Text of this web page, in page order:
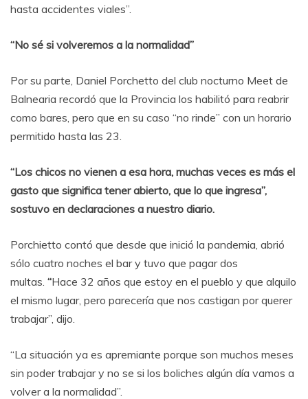
hasta accidentes viales”.
“No sé si volveremos a la normalidad”
Por su parte, Daniel Porchetto del club nocturno Meet de
Balnearia recordó que la Provincia los habilitó para reabrir
como bares, pero que en su caso “no rinde” con un horario
permitido hasta las 23.
“Los chicos no vienen a esa hora, muchas veces es más el
gasto que significa tener abierto, que lo que ingresa”,
sostuvo en declaraciones a nuestro diario.
Porchietto contó que desde que inició la pandemia, abrió
sólo cuatro noches el bar y tuvo que pagar dos
multas. “Hace 32 años que estoy en el pueblo y que alquilo
el mismo lugar, pero parecería que nos castigan por querer
trabajar”, dijo.
“La situación ya es apremiante porque son muchos meses
sin poder trabajar y no se si los boliches algún día vamos a
volver a la normalidad”.